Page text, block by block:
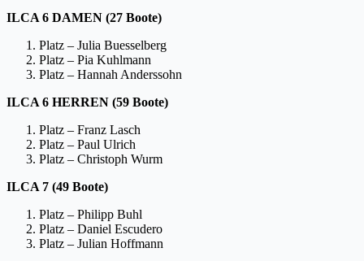
ILCA 6 DAMEN (27 Boote)
Platz – Julia Buesselberg
Platz – Pia Kuhlmann
Platz – Hannah Anderssohn
ILCA 6 HERREN (59 Boote)
Platz – Franz Lasch
Platz – Paul Ulrich
Platz – Christoph Wurm
ILCA 7 (49 Boote)
Platz – Philipp Buhl
Platz – Daniel Escudero
Platz – Julian Hoffmann